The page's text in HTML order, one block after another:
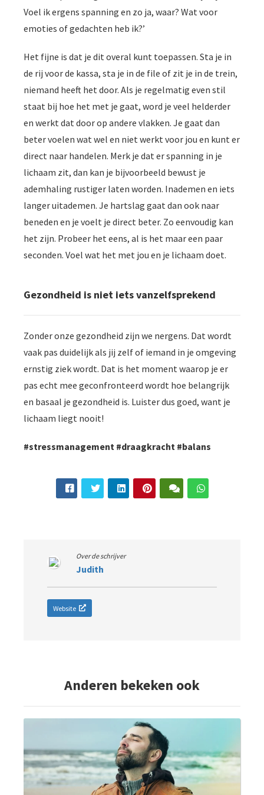
Voel ik ergens spanning en zo ja, waar? Wat voor
emoties of gedachten heb ik?’
Het fijne is dat je dit overal kunt toepassen. Sta je in
de rij voor de kassa, sta je in de file of zit je in de trein,
niemand heeft het door. Als je regelmatig even stil
staat bij hoe het met je gaat, word je veel helderder
en werkt dat door op andere vlakken. Je gaat dan
beter voelen wat wel en niet werkt voor jou en kunt er
direct naar handelen. Merk je dat er spanning in je
lichaam zit, dan kan je bijvoorbeeld bewust je
ademhaling rustiger laten worden. Inademen en iets
langer uitademen. Je hartslag gaat dan ook naar
beneden en je voelt je direct beter. Zo eenvoudig kan
het zijn. Probeer het eens, al is het maar een paar
seconden. Voel wat het met jou en je lichaam doet.
Gezondheid is niet iets vanzelfsprekend
Zonder onze gezondheid zijn we nergens. Dat wordt
vaak pas duidelijk als jij zelf of iemand in je omgeving
ernstig ziek wordt. Dat is het moment waarop je er
pas echt mee geconfronteerd wordt hoe belangrijk
en basaal je gezondheid is. Luister dus goed, want je
lichaam liegt nooit!
#stressmanagement #draagkracht #balans
Over de schrijver
Judith
Website
Anderen bekeken ook